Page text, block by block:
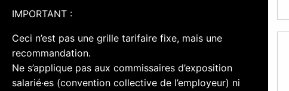
IMPORTANT :
Ceci n’est pas une grille tarifaire fixe, mais une
recommandation.
Ne s’applique pas aux commissaires d’exposition
salarié·es (convention collective de l’employeur) ni